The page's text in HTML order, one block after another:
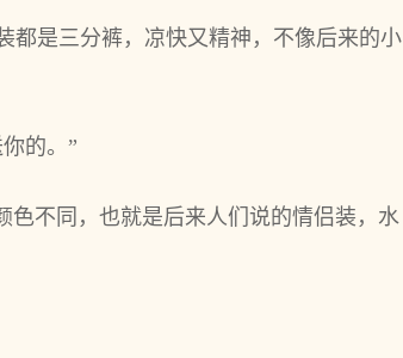
都是三分裤，凉快又精神，不像后来的小
的。”
色不同，也就是后来人们说的情侣装，水